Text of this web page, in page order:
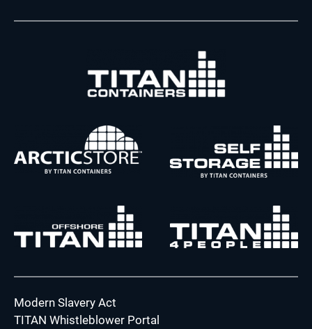
Modern Slavery Act
TITAN Whistleblower Portal